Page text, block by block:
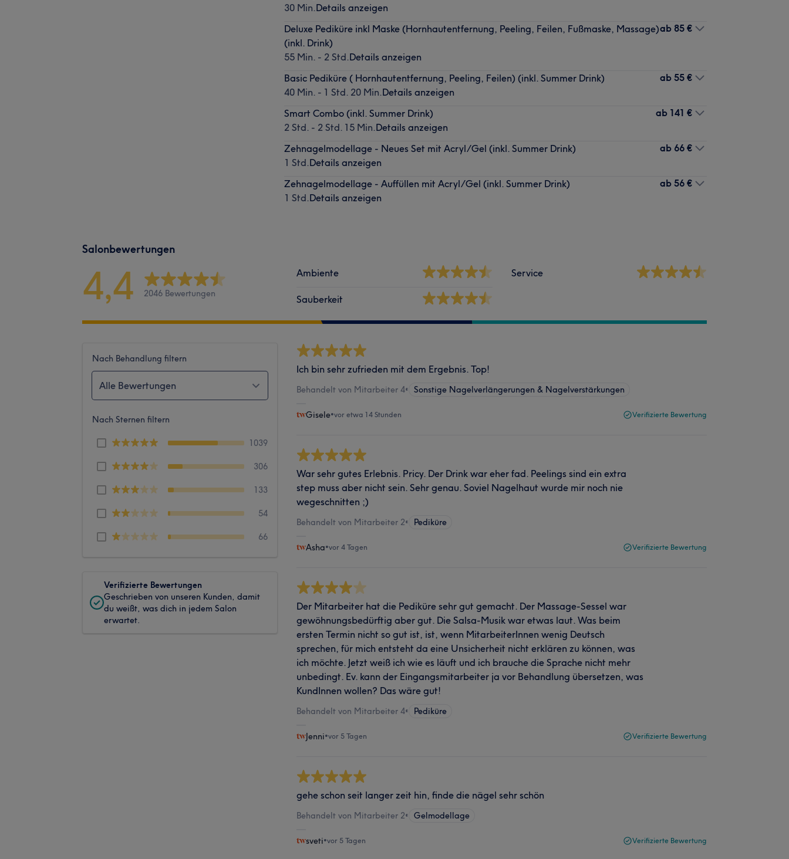
30 Min.Details anzeigen
Deluxe Pediküre inkl Maske (Hornhautentfernung, Peeling, Feilen, Fußmaske, Massage)
(inkl. Drink)
55 Min. - 2 Std.Details anzeigen
ab 85 €
Basic Pediküre ( Hornhautentfernung, Peeling, Feilen) (inkl. Summer Drink)
40 Min. - 1 Std. 20 Min.Details anzeigen
ab 55 €
Smart Combo (inkl. Summer Drink)
2 Std. - 2 Std. 15 Min.Details anzeigen
ab 141 €
Zehnagelmodellage - Neues Set mit Acryl/Gel (inkl. Summer Drink)
1 Std.Details anzeigen
ab 66 €
Zehnagelmodellage - Auffüllen mit Acryl/Gel (inkl. Summer Drink)
1 Std.Details anzeigen
ab 56 €
Salonbewertungen
4,4 2046 Bewertungen
Ambiente
Sauberkeit
Service
Nach Behandlung filtern
Alle Bewertungen
Nach Sternen filtern
1039
306
133
54
66
Verifizierte Bewertungen
Geschrieben von unseren Kunden, damit
du weißt, was dich in jedem Salon
erwartet.
Ich bin sehr zufrieden mit dem Ergebnis. Top!
Behandelt von Mitarbeiter 4• Sonstige Nagelverlängerungen & Nagelverstärkungen
Gisele•vor etwa 14 Stunden Verifizierte Bewertung
War sehr gutes Erlebnis. Pricy. Der Drink war eher fad. Peelings sind ein extra
step muss aber nicht sein. Sehr genau. Soviel Nagelhaut wurde mir noch nie
wegeschnitten ;)
Behandelt von Mitarbeiter 2• Pediküre
Asha•vor 4 Tagen Verifizierte Bewertung
Der Mitarbeiter hat die Pediküre sehr gut gemacht. Der Massage-Sessel war
gewöhnungsbedürftig aber gut. Die Salsa-Musik war etwas laut. Was beim
ersten Termin nicht so gut ist, ist, wenn MitarbeiterInnen wenig Deutsch
sprechen, für mich entsteht da eine Unsicherheit nicht erklären zu können, was
ich möchte. Jetzt weiß ich wie es läuft und ich brauche die Sprache nicht mehr
unbedingt. Ev. kann der Eingangsmitarbeiter ja vor Behandlung übersetzen, was
KundInnen wollen? Das wäre gut!
Behandelt von Mitarbeiter 4• Pediküre
Jenni•vor 5 Tagen Verifizierte Bewertung
gehe schon seit langer zeit hin, finde die nägel sehr schön
Behandelt von Mitarbeiter 2• Gelmodellage
sveti•vor 5 Tagen Verifizierte Bewertung